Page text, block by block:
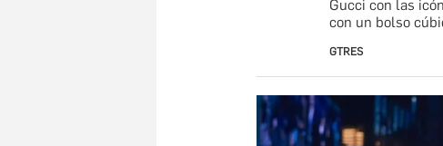
Gucci con las
con un bolso
GTRES